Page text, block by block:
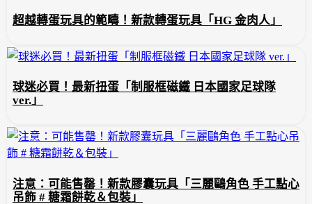
超越轉蛋玩具的範疇！新款轉蛋玩具「HG 金肉人」
球迷必買！最新扭蛋「制服框磁鐵 日本國家足球隊
ver.」
注意：可能售罄！新款膠囊玩具「三麗鷗角色 手工點心
吊飾 # 糖霜餅乾＆包裝」